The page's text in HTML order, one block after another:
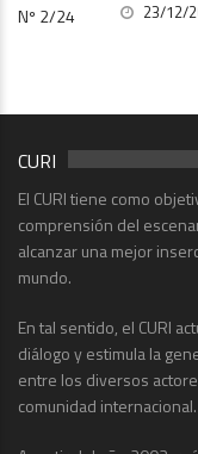
23/12/
CURI
El CURI tiene como
comprensión del
alcanzar una mejor
mundo.
En tal sentido, el CURI
diálogo y estimula la
entre los diversos
comunidad internacional.